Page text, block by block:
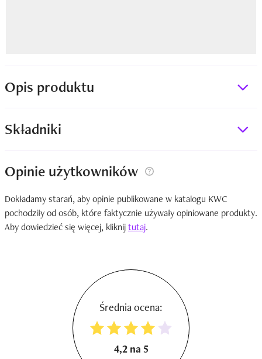
Opis produktu
Składniki
Opinie użytkowników
Dokładamy starań, aby opinie publikowane w katalogu KWC
pochodziły od osób, które faktycznie używały opiniowane produkty.
Aby dowiedzieć się więcej, kliknijtutaj.
Średnia ocena:
4,2 na 5